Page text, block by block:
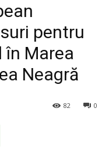
pentru
Marea
Neagră
0
82